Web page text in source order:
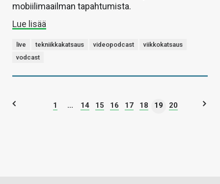
mobiilimaailman tapahtumista.
Lue lisää
live tekniikkakatsaus videopodcast
viikkokatsaus
vodcast
1 ... 14 15 16 17 18 19 20